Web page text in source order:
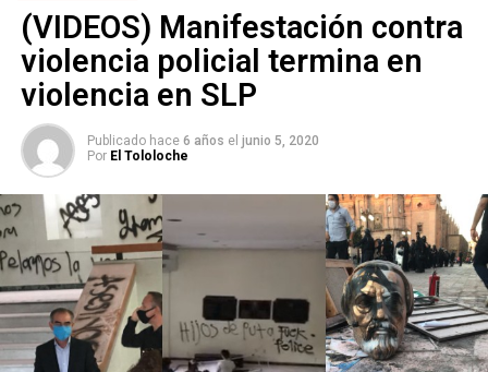
(VIDEOS) Manifestación contra
violencia policial termina en
violencia en SLP
Publicado hace 6 años el junio 5, 2020
Por El Tololoche